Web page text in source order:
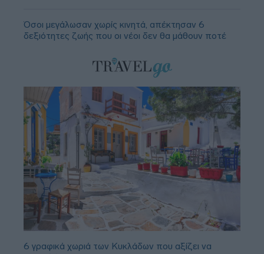
Όσοι μεγάλωσαν χωρίς κινητά, απέκτησαν 6
δεξιότητες ζωής που οι νέοι δεν θα μάθουν ποτέ
6 γραφικά χωριά των Κυκλάδων που αξίζει να